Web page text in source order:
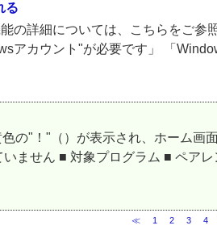
る
の詳細については、こちらをご参
アカウント"が必要です」 「
の"！"（）が表示され、ホーム画
ません ■ 対象プログラム ■ ペアレ
≪ 1 2 3 4